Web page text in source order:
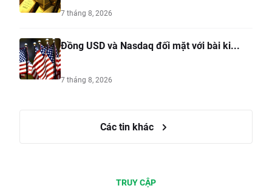
7 tháng 8, 2026
Đồng USD và Nasdaq đối mặt với bài ki...
7 tháng 8, 2026
Các tin khác
TRUY CẬP